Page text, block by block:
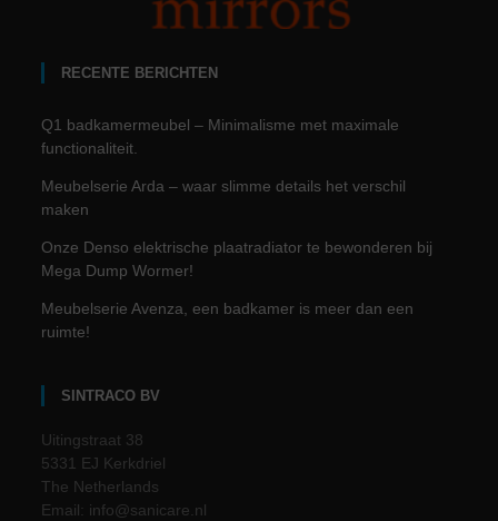
RECENTE BERICHTEN
Q1 badkamermeubel – Minimalisme met maximale
functionaliteit.
Meubelserie Arda – waar slimme details het verschil
maken
Onze Denso elektrische plaatradiator te bewonderen bij
Mega Dump Wormer!
Meubelserie Avenza, een badkamer is meer dan een
ruimte!
SINTRACO BV
Uitingstraat 38
5331 EJ Kerkdriel
The Netherlands
Email: info@sanicare.nl